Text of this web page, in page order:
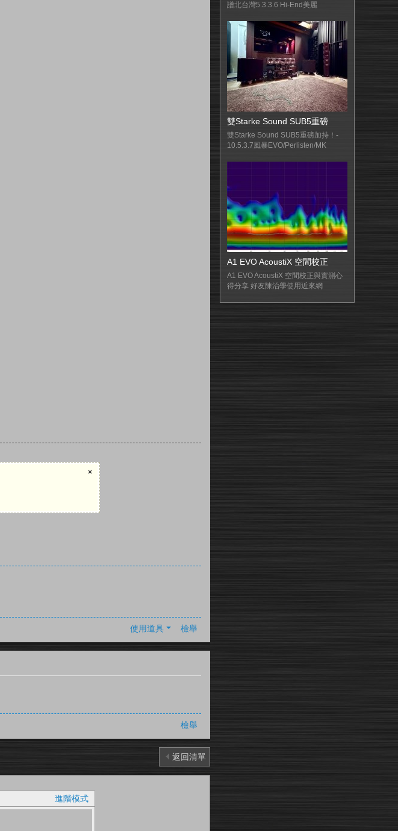
×
使用道具 檢舉
檢舉
返回清單
進階模式
譜北台灣5.3.3.6 Hi-End美麗
雙Starke Sound SUB5重磅
雙Starke Sound SUB5重磅加持！-
10.5.3.7風暴EVO/Perlisten/MK
A1 EVO AcoustiX 空間校正
A1 EVO AcoustiX 空間校正與實測心
得分享 好友陳治學使用近來網